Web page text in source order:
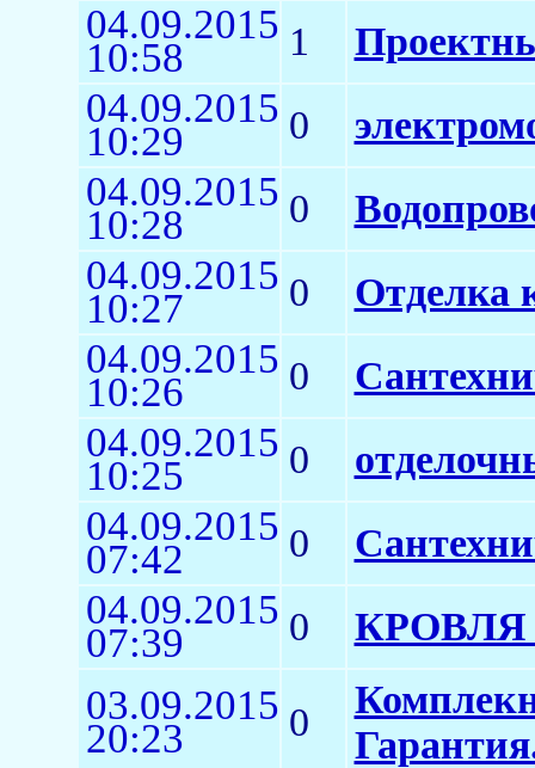
04.09.2015
10:58 1
04.09.2015
10:29 0
04.09.2015
10:28 0
04.09.2015
10:27 0 Отделка
04.09.2015
10:26 0
04.09.2015
10:25 0
04.09.2015
07:42 0
04.09.2015
07:39 0 КРОВЛЯ
03.09.2015
20:23 0